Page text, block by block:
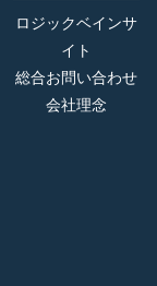
ロジックベインサ
イト
総合お問い合わせ
会社理念